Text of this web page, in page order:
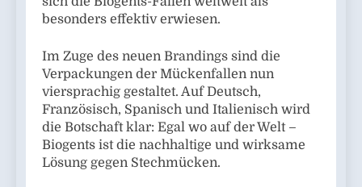
besonders effektiv erwiesen.
Im Zuge des neuen Brandings sind die
Verpackungen der Mückenfallen nun
viersprachig gestaltet. Auf Deutsch,
Französisch, Spanisch und Italienisch wird
die Botschaft klar: Egal wo auf der Welt –
Biogents ist die nachhaltige und wirksame
Lösung gegen Stechmücken.